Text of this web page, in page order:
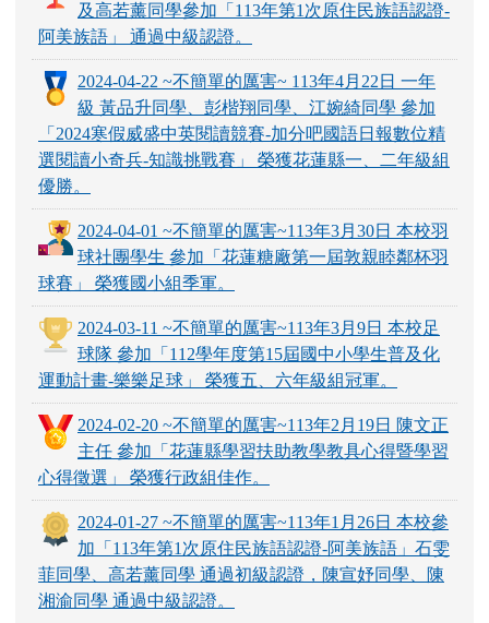
及高若薰同學參加「113年第1次原住民族語認證-
阿美族語」 通過中級認證。
2024-04-22 ~不簡單的厲害~ 113年4月22日 一年
級 黃品升同學、彭楷翔同學、江婉綺同學 參加
「2024寒假威盛中英閱讀競賽-加分吧國語日報數位精
選閱讀小奇兵-知識挑戰賽」 榮獲花蓮縣一、二年級組
優勝。
2024-04-01 ~不簡單的厲害~113年3月30日 本校羽
球社團學生 參加「花蓮糖廠第一屆敦親睦鄰杯羽
球賽」 榮獲國小組季軍。
2024-03-11 ~不簡單的厲害~113年3月9日 本校足
球隊 參加「112學年度第15屆國中小學生普及化
運動計畫-樂樂足球」 榮獲五、六年級組冠軍。
2024-02-20 ~不簡單的厲害~113年2月19日 陳文正
主任 參加「花蓮縣學習扶助教學教具心得暨學習
心得徵選」 榮獲行政組佳作。
2024-01-27 ~不簡單的厲害~113年1月26日 本校參
加「113年第1次原住民族語認證-阿美族語」石雯
菲同學、高若薰同學 通過初級認證，陳宣妤同學、陳
湘渝同學 通過中級認證。